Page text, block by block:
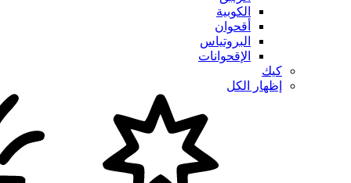
الكوبية
أقحوان
البروتياس
الإقحوانات
كيك
إظهار الكل